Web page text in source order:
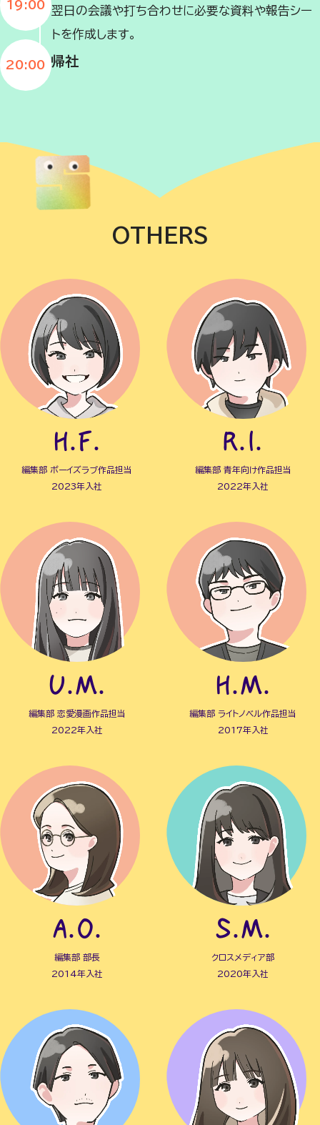
19:00 翌日の会議や打ち合わせに必要な資料や報告シー
トを作成します。
20:00 帰社
OTHERS
H.F.
編集部 ボーイズラブ作品担当
2023年入社
R.I.
編集部 青年向け作品担当
2022年入社
U.M.
編集部 恋愛漫画作品担当
2022年入社
H.M.
編集部 ライトノベル作品担当
2017年入社
A.O.
編集部 部長
2014年入社
S.M.
クロスメディア部
2020年入社